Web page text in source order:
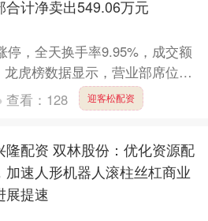
合计净卖出549.06万元
停，全天换手率9.95%，成交额
虎榜数据显示，营业部席位合
交所公开信....
查看： 128 迎客松配资
隆配资 双林股份：优化资源配
加速人形机器人滚柱丝杠商业
展提速